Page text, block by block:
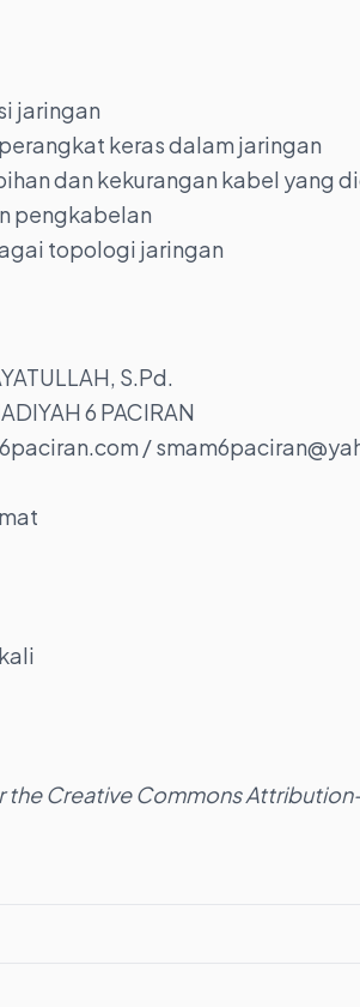
jaringan
keras dalam jaringan
dan kekurangan kabel yang
pengkabelan
topologi jaringan
S.Pd.
6 PACIRAN
/
kali
the Creative Commons